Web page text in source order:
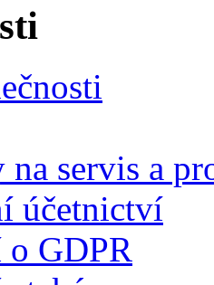
servis a
účetnictví
o GDPR